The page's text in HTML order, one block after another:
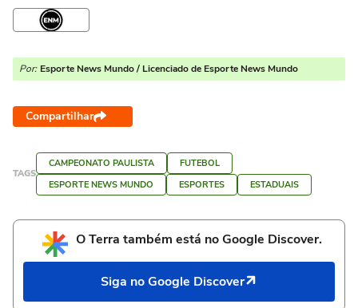
Por: Esporte News Mundo / Licenciado de Esporte News Mundo
Compartilhar
TAGS
CAMPEONATO PAULISTA
FUTEBOL
ESPORTE NEWS MUNDO
ESPORTES ESTADUAIS
O Terra também está no Google Discover.
Siga no Google Discover